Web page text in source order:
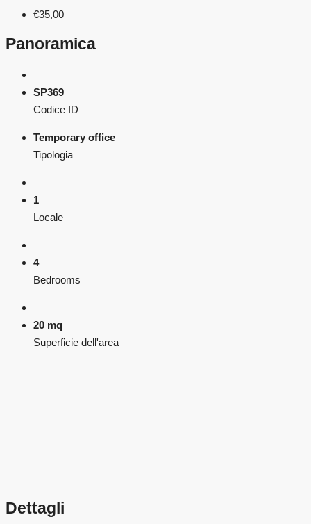
€35,00
Panoramica
SP369
Codice ID
Temporary office
Tipologia
1
Locale
4
Bedrooms
20 mq
Superficie dell'area
Dettagli